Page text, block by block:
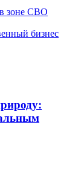
зоне СВО
бизнес